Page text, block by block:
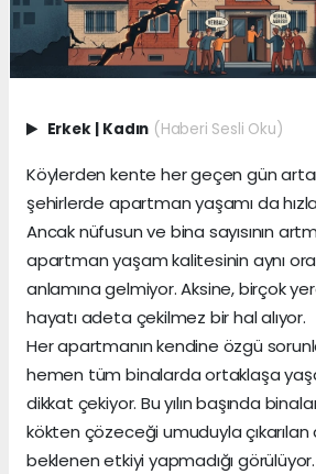
Erkek Kadın (Haberi Sesli Oku)
Köylerden kente her geçen gün
şehirlerde apartman yaşamı da hızla
Ancak nüfusun ve bina sayısının
apartman yaşam kalitesinin aynı
anlamına gelmiyor. Aksine, birçok
hayatı adeta çekilmez bir hal alıyor.
Her apartmanın kendine özgü
hemen tüm binalarda ortaklaşa
dikkat çekiyor. Bu yılın başında
kökten çözeceği umuduyla
beklenen etkiyi yapmadığı görülüyor.